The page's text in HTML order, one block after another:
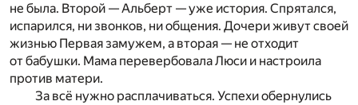
не была. Второй — Альберт — уже история. Спрятался,
испарился, ни звонков, ни общения. Дочери живут своей
жизнью Первая замужем, а вторая — не отходит
от бабушки. Мама перевербовала Люси и настроила
против матери.
За всё нужно расплачиваться. Успехи обернулись